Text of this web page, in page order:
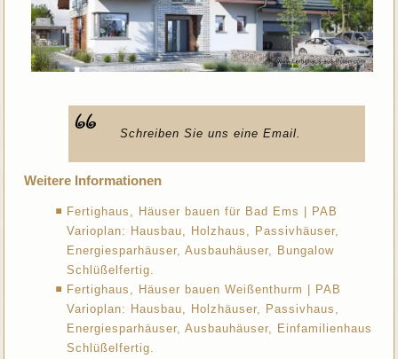
Schreiben Sie uns eine Email.
Weitere Informationen
Fertighaus, Häuser bauen für Bad Ems | PAB
Varioplan: Hausbau, Holzhaus, Passivhäuser,
Energiesparhäuser, Ausbauhäuser, Bungalow
Schlüßelfertig.
Fertighaus, Häuser bauen Weißenthurm | PAB
Varioplan: Hausbau, Holzhäuser, Passivhaus,
Energiesparhäuser, Ausbauhäuser, Einfamilienhaus
Schlüßelfertig.